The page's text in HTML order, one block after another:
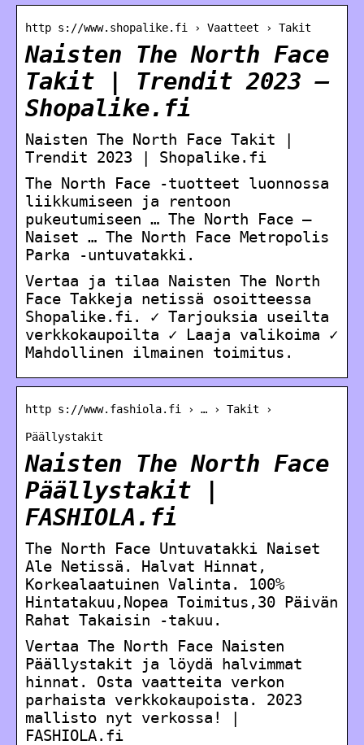
http s://www.shopalike.fi › Vaatteet › Takit
Naisten The North Face
Takit | Trendit 2023 –
Shopalike.fi
Naisten The North Face Takit |
Trendit 2023 | Shopalike.fi
The North Face -tuotteet luonnossa
liikkumiseen ja rentoon
pukeutumiseen … The North Face –
Naiset … The North Face Metropolis
Parka -untuvatakki.
Vertaa ja tilaa Naisten The North
Face Takkeja netissä osoitteessa
Shopalike.fi. ✓ Tarjouksia useilta
verkkokaupoilta ✓ Laaja valikoima ✓
Mahdollinen ilmainen toimitus.
http s://www.fashiola.fi › … › Takit ›
Päällystakit
Naisten The North Face
Päällystakit |
FASHIOLA.fi
The North Face Untuvatakki Naiset
Ale Netissä. Halvat Hinnat,
Korkealaatuinen Valinta. 100%
Hintatakuu,Nopea Toimitus,30 Päivän
Rahat Takaisin -takuu.
Vertaa The North Face Naisten
Päällystakit ja löydä halvimmat
hinnat. Osta vaatteita verkon
parhaista verkkokaupoista. 2023
mallisto nyt verkossa! |
FASHIOLA.fi